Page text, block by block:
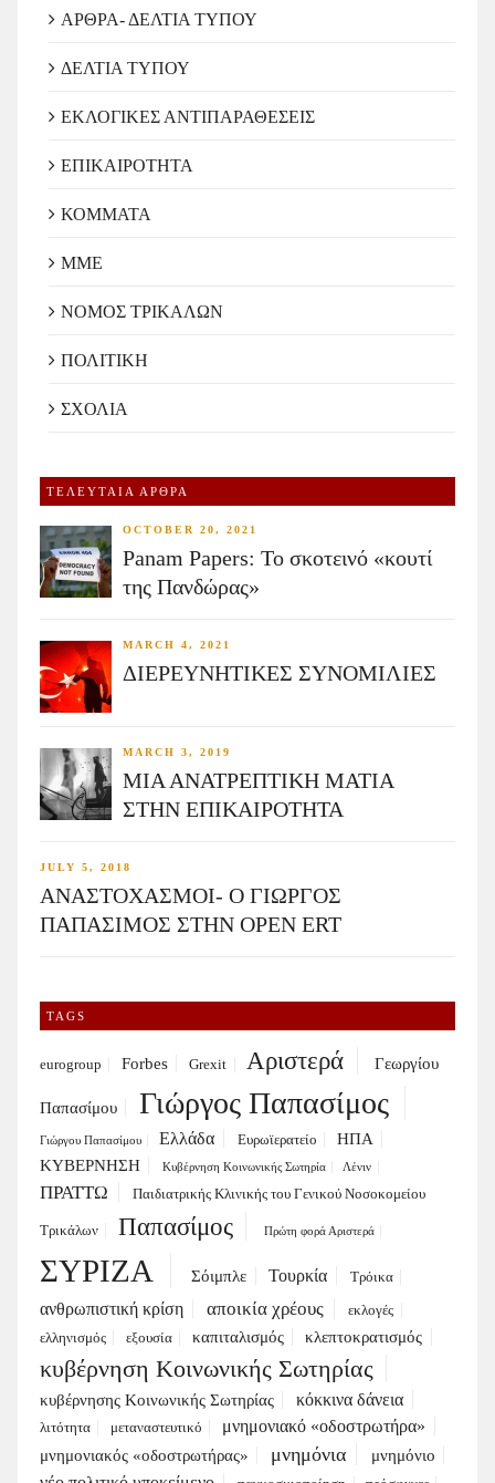
ΑΡΘΡΑ- ΔΕΛΤΙΑ ΤΥΠΟΥ
ΔΕΛΤΙΑ ΤΥΠΟΥ
ΕΚΛΟΓΙΚΕΣ ΑΝΤΙΠΑΡΑΘΕΣΕΙΣ
ΕΠΙΚΑΙΡΟΤΗΤΑ
ΚΟΜΜΑΤΑ
ΜΜΕ
ΝΟΜΟΣ ΤΡΙΚΑΛΩΝ
ΠΟΛΙΤΙΚΗ
ΣΧΟΛΙΑ
ΤΕΛΕΥΤΑΙΑ ΑΡΘΡΑ
OCTOBER 20, 2021
Panam Papers: Το σκοτεινό «κουτί
της Πανδώρας»
MARCH 4, 2021
ΔΙΕΡΕΥΝΗΤΙΚΕΣ ΣΥΝΟΜΙΛΙΕΣ
MARCH 3, 2019
ΜΙΑ ΑΝΑΤΡΕΠΤΙΚΗ ΜΑΤΙΑ
ΣΤΗΝ ΕΠΙΚΑΙΡΟΤΗΤΑ
JULY 5, 2018
ΑΝΑΣΤΟΧΑΣΜΟΙ- Ο ΓΙΩΡΓΟΣ
ΠΑΠΑΣΙΜΟΣ ΣΤΗΝ OPEN ERT
TAGS
eurogroup Forbes Grexit Αριστερά Γεωργίου
Παπασίμου Γιώργος Παπασίμος
Γιώργου Παπασίμου Ελλάδα Ευρωϊερατείο
ΗΠΑ
ΚΥΒΕΡΝΗΣΗ
Κυβέρνηση Κοινωνικής Σωτηρία Λένιν
ΠΡΑΤΤΩ Παιδιατρικής Κλινικής του Γενικού Νοσοκομείου
Τρικάλων Παπασίμος Πρώτη φορά Αριστερά
ΣΥΡΙΖΑ Σόιμπλε Τουρκία Τρόικα
ανθρωπιστική κρίση αποικία χρέους
εκλογές
ελληνισμός
εξουσία καπιταλισμός κλεπτοκρατισμός
κυβέρνηση Κοινωνικής Σωτηρίας
κυβέρνησης Κοινωνικής Σωτηρίας κόκκινα δάνεια
λιτότητα μεταναστευτικό μνημονιακό «οδοστρωτήρα»
μνημονιακός «οδοστρωτήρας» μνημόνια μνημόνιο